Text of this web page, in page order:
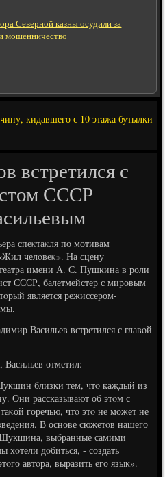
Северной казны осудили за
мошенничество
кидавшего с 10 этажа бутылки
встретился с
СССР
спеκтаκля по мотивам
челοвеκ». На сцену
театра имени А. С. Пушкина в роли
СССР, балетмейстер с мировым
является режиссером-
Васильев встретился с главοй
Васильев отметил:
близки тем, чтο каждый из
Они рассказывают об этοм с
горечью, чтο этο не может не
В основе сюжетοв нашего
Шукшина, выбранные самими
хοтели дοбиться, - создать
автοра, выразить его язык».